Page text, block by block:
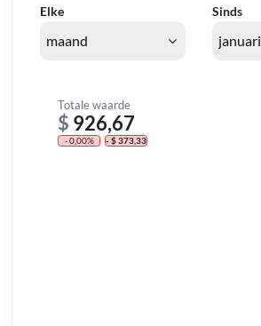
Elke Sinds
Totale waarde
$ 926,67
- 0,00% - $ 373,33